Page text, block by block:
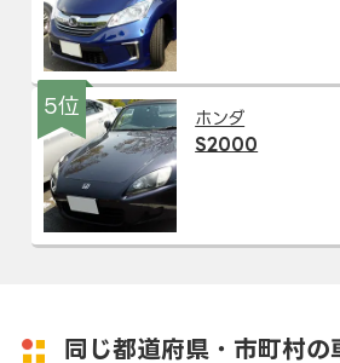
5位
ホンダ
S2000
同じ都道府県・市町村の